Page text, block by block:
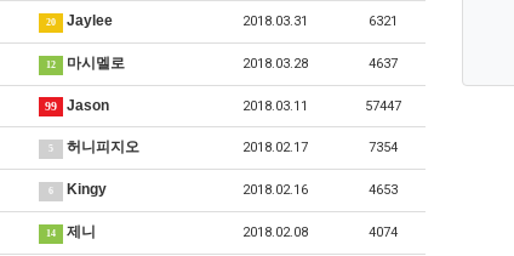
20 Jaylee 2018.03.31 6321
12 마시멜로 2018.03.28 4637
99 Jason 2018.03.11 57447
5 허니피지오 2018.02.17 7354
6 Kingy 2018.02.16 4653
14 제니 2018.02.08 4074